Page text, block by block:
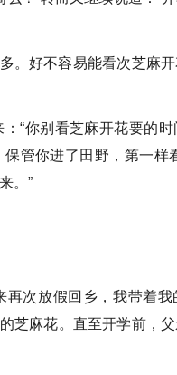
。好不容易能看次芝麻
“你别看芝麻开花要的
管你进了田野，第一样
。”
次放假回乡，我带着
麻花。直至开学前，父